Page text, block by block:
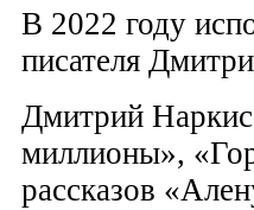
В 2022 году
писателя
Дмитрий
миллионы»,
рассказов